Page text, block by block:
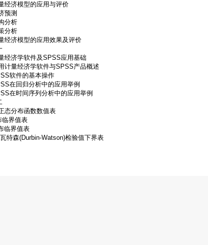
经济模型的应用与评价
预测
分析
分析
经济模型的应用效果及评价
经济学软件及SPSS应用基础
计量经济学软件与SPSS产品概述
软件的基本操作
在回归分析中的应用举例
在时间序列分析中的应用举例
态分布函数数值表
临界值表
临界值表
特森(Durbin-Watson)检验值下界表